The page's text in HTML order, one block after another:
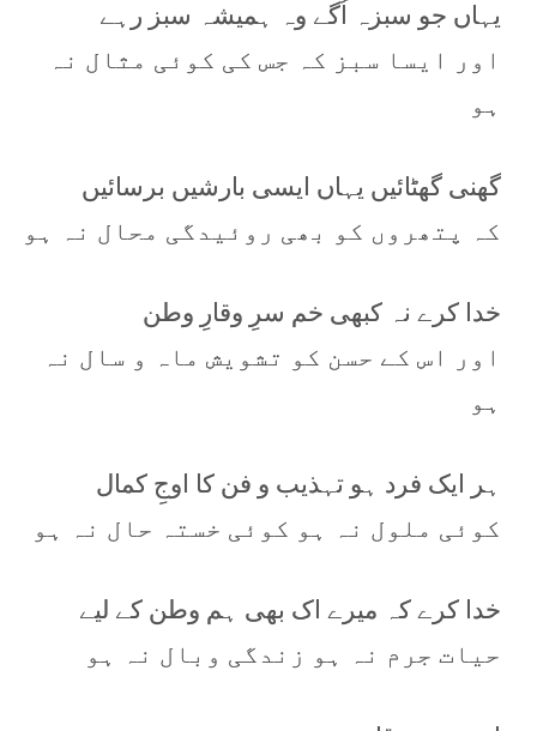
یہاں جو سبزہ اُگے وہ ہمیشہ سبز رہے
اور ایسا سبز کہ جس کی کوئی مثال نہ
ہو
گھنی گھٹائیں یہاں ایسی بارشیں برسائیں
کہ پتھروں کو بھی روئیدگی محال نہ ہو
خدا کرے نہ کبھی خم سرِ وقارِ وطن
اور اس کے حسن کو تشویش ماہ و سال نہ
ہو
ہر ایک فرد ہو تہذیب و فن کا اوجِ کمال
کوئی ملول نہ ہو کوئی خستہ حال نہ ہو
خدا کرے کہ میرے اک بھی ہم وطن کے لیے
حیات جرم نہ ہو زندگی وبال نہ ہو